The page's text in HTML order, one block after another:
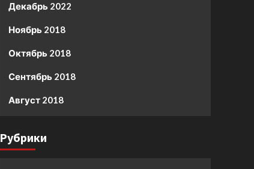
Декабрь 2022
Ноябрь 2018
Октябрь 2018
Сентябрь 2018
Август 2018
Рубрики